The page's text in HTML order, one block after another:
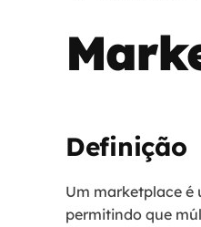
Definição
Um marketplace é
permitindo que